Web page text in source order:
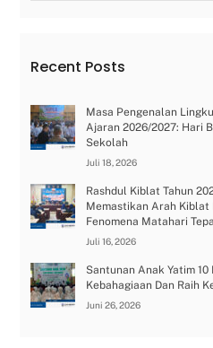
Recent Posts
Masa Pengenalan
Ajaran 2026/2027: Hari
Sekolah
Juli 18, 2026
Rashdul Kiblat Tahun
Memastikan Arah
Fenomena Matahari
Juli 16, 2026
Santunan Anak Yatim
Kebahagiaan Dan Raih
Juni 26, 2026